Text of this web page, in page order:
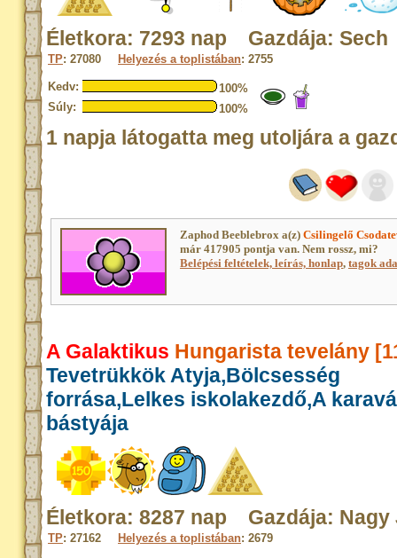
Életkora: 7293 nap Gazdája: Sech
TP: 27080 Helyezés a toplistában: 2755
Kedv:
100%
Súly:
100%
1 napja látogatta meg utoljára a
Zaphod Beeblebrox a(z) Csilingelő
már 417905 pontja van. Nem rossz, mi?
Belépési feltételek, leírás, honlap, tagok
A Galaktikus Hungarista tevelány
Tevetrükkök Atyja,Bölcsesség
forrása,Lelkes iskolakezdő,A
bástyája
Életkora: 8287 nap Gazdája: Nagy
TP: 27162 Helyezés a toplistában: 2679